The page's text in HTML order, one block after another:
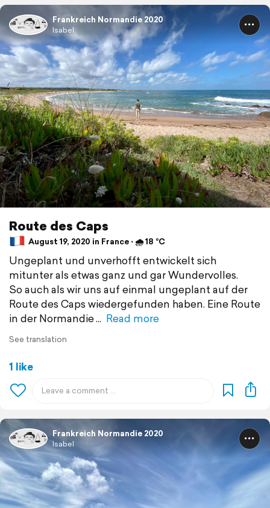
Frankreich Normandie 2020
Isabel
Route des Caps
August 19, 2020 in France ⋅ 🌧 18 °C
Ungeplant und unverhofft entwickelt sich
mitunter als etwas ganz und gar Wundervolles.
So auch als wir uns auf einmal ungeplant auf der
Route des Caps wiedergefunden haben. Eine Route
in der Normandie
Read more
See translation
1 like
Frankreich Normandie 2020
Isabel